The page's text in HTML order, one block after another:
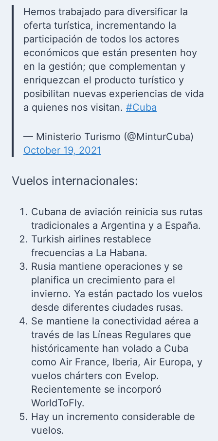
Hemos trabajado para diversificar la
oferta turística, incrementando la
participación de todos los actores
económicos que están presenten hoy
en la gestión; que complementan y
enriquezcan el producto turístico y
posibilitan nuevas experiencias de vida
a quienes nos visitan. #Cuba
— Ministerio Turismo (@MinturCuba)
October 19, 2021
Vuelos internacionales:
Cubana de aviación reinicia sus rutas
tradicionales a Argentina y a España.
Turkish airlines restablece
frecuencias a La Habana.
Rusia mantiene operaciones y se
planifica un crecimiento para el
invierno. Ya están pactado los vuelos
desde diferentes ciudades rusas.
Se mantiene la conectividad aérea a
través de las Líneas Regulares que
históricamente han volado a Cuba
como Air France, Iberia, Air Europa, y
vuelos chárters con Evelop.
Recientemente se incorporó
WorldToFly.
Hay un incremento considerable de
vuelos.